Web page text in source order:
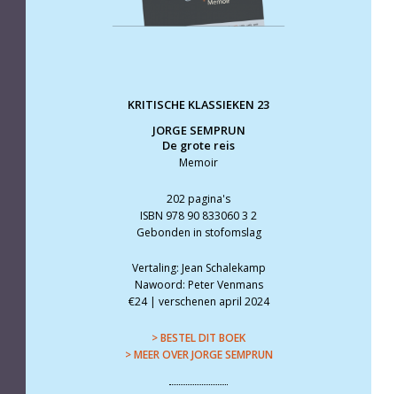
KRITISCHE KLASSIEKEN 23
JORGE SEMPRUN
De grote reis
Memoir
202 pagina's
ISBN 978 90 833060 3 2
Gebonden in stofomslag
Vertaling: Jean Schalekamp
Nawoord: Peter Venmans
€24 | verschenen april 2024
> BESTEL DIT BOEK
> MEER OVER JORGE SEMPRUN